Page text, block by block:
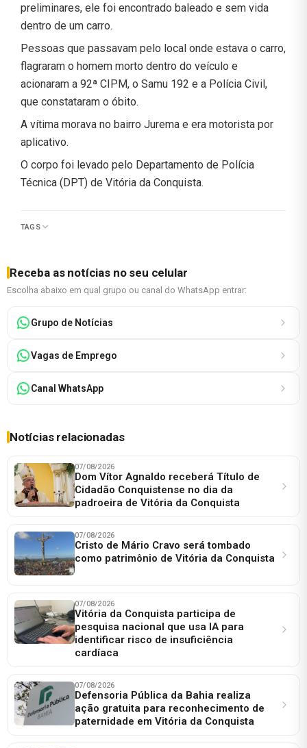
preliminares, ele foi encontrado baleado e sem vida
dentro de um carro.
Pessoas que passavam pelo local onde estava o carro,
flagraram o homem morto dentro do veículo e
acionaram a 92ª CIPM, o Samu 192 e a Polícia Civil,
que constataram o óbito.
A vítima morava no bairro Jurema e era motorista por
aplicativo.
O corpo foi levado pelo Departamento de Polícia
Técnica (DPT) de Vitória da Conquista.
TAGS
Receba as notícias no seu celular
Escolha abaixo em qual grupo ou canal do WhatsApp entrar:
Grupo de Notícias
Vagas de Emprego
Canal WhatsApp
Notícias relacionadas
07/08/2026
Dom Vítor Agnaldo receberá Título de
Cidadão Conquistense no dia da
padroeira de Vitória da Conquista
07/08/2026
Cristo de Mário Cravo será tombado
como patrimônio de Vitória da Conquista
07/08/2026
Vitória da Conquista participa de
pesquisa nacional que usa IA para
identificar risco de insuficiência
cardíaca
07/08/2026
Defensoria Pública da Bahia realiza
ação gratuita para reconhecimento de
paternidade em Vitória da Conquista